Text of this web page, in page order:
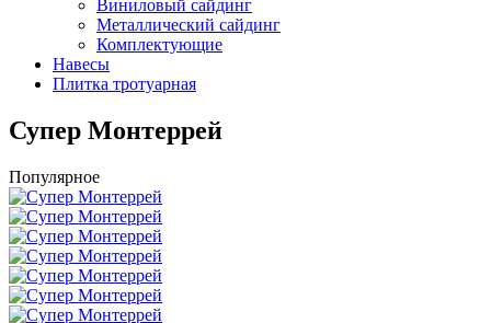
Виниловый сайдинг
Металлический сайдинг
Комплектующие
Навесы
Плитка тротуарная
Супер Монтеррей
Популярное